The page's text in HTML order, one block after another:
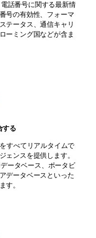
話番号に関する最新情
号の有効性、フォーマ
テータス、通信キャリ
ーミング国などが含ま
する
すべてリアルタイムで
ェンスを提供します。
ータベース、ポータビ
データベースといった
す。